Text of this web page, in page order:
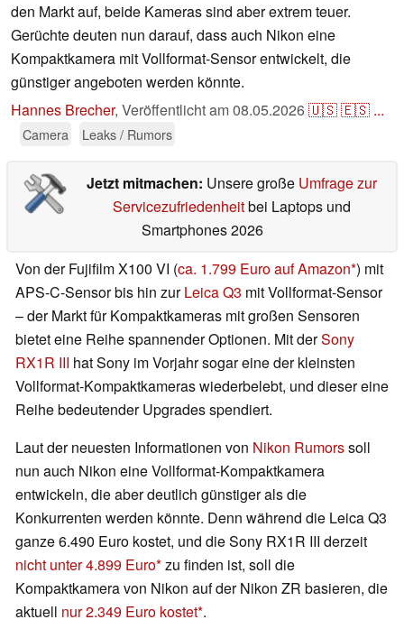
den Markt auf, beide Kameras sind aber extrem teuer.
Gerüchte deuten nun darauf, dass auch Nikon eine
Kompaktkamera mit Vollformat-Sensor entwickelt, die
günstiger angeboten werden könnte.
Hannes Brecher, Veröffentlicht am08.05.2026🇺🇸🇪🇸 ...
Camera Leaks / Rumors
Jetzt mitmachen: Unsere große Umfrage zur
Servicezufriedenheitbei Laptops und
Smartphones 2026
Von der Fujifilm X100 VI (ca. 1.799 Euro auf Amazon ) mit
APS-C-Sensor bis hin zurLeica Q3 mit Vollformat-Sensor
– der Markt für Kompaktkameras mit großen Sensoren
bietet eine Reihe spannender Optionen. Mit derSony
RX1R III hat Sony im Vorjahr sogar eine der kleinsten
Vollformat-Kompaktkameras wiederbelebt, und dieser eine
Reihe bedeutender Upgrades spendiert.
Laut der neuesten Informationen von Nikon Rumorssoll
nun auch Nikon eine Vollformat-Kompaktkamera
entwickeln, die aber deutlich günstiger als die
Konkurrenten werden könnte. Denn während die Leica Q3
ganze 6.490 Euro kostet, und die Sony RX1R III derzeit
nicht unter 4.899 Euro zu finden ist, soll die
Kompaktkamera von Nikon auf der Nikon ZR basieren, die
aktuell nur 2.349 Euro kostet .